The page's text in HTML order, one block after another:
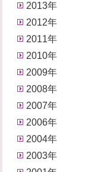
2013年
2012年
2011年
2010年
2009年
2008年
2007年
2006年
2004年
2003年